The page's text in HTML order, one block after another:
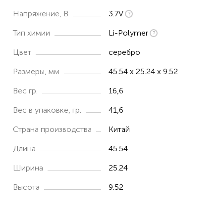
H6D
H9D
SYMA
CX-30
Напряжение, В 3.7V
Тип химии Li-Polymer
Цвет серебро
Размеры, мм 45.54 x 25.24 x 9.52
Вес гр. 16,6
Вес в упаковке, гр. 41,6
Страна производства Китай
Длина 45.54
Ширина 25.24
Высота 9.52